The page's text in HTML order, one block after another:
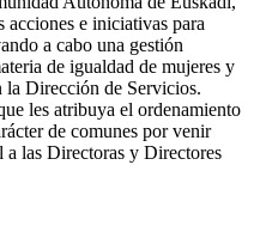
acciones e iniciativas para
a cabo una gestión
de igualdad de mujeres y
la Dirección de Servicios.
les atribuya el ordenamiento
de comunes por venir
a las Directoras y Directores